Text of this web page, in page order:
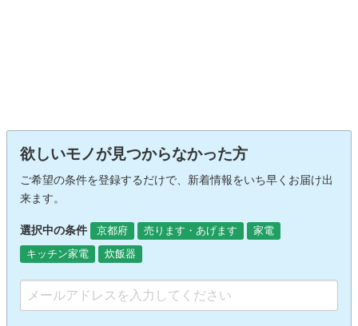
欲しいモノが見つからなかった方
ご希望の条件を登録するだけで、新着情報をいち早くお届け出
来ます。
選択中の条件 京都府 売ります・あげます
家電
キッチン家電
炊飯器